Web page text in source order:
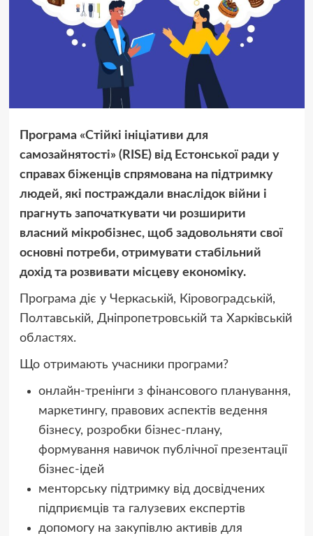
Програма «Стійкі ініціативи для
самозайнятості» (RISE) від Естонської ради у
справах біженців спрямована на підтримку
людей, які постраждали внаслідок війни і
прагнуть започаткувати чи розширити
власний мікробізнес, щоб задовольняти свої
основні потреби, отримувати стабільний
дохід та розвивати місцеву економіку.
Програма діє у Черкаській, Кіровоградській,
Полтавській, Дніпропетровській та Харківській
областях.
Що отримають учасники програми?
онлайн-тренінги з фінансового планування,
маркетингу, правових аспектів ведення
бізнесу, розробки бізнес-плану,
формування навичок публічної презентації
бізнес-ідей
менторську підтримку від досвідчених
підприємців та галузевих експертів
допомогу на закупівлю активів для